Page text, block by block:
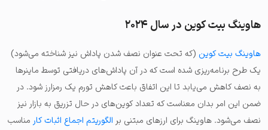
هاوینگ بیت‌ کوین در سال ۲۰۲۴
هاوینگ بیت‌ کوین (که تحت عنوان نصف شدن پاداش نیز شناخته می‌شود)
یک طرح برنامه‌ریزی شده است که در آن پاداش‌های دریافتی توسط ماینرها
به نصف کاهش می‌یابد تا این اتفاق باعث کاهش تورم یک رمزارز شود. در
ضمن این امر بدان معناست که تعداد کوین‌های در حال تزریق به بازار نیز
نصف می‌شود. هاوینگ برای ارزهای مبتنی بر الگوریتم اجماع اثبات کار مناسب